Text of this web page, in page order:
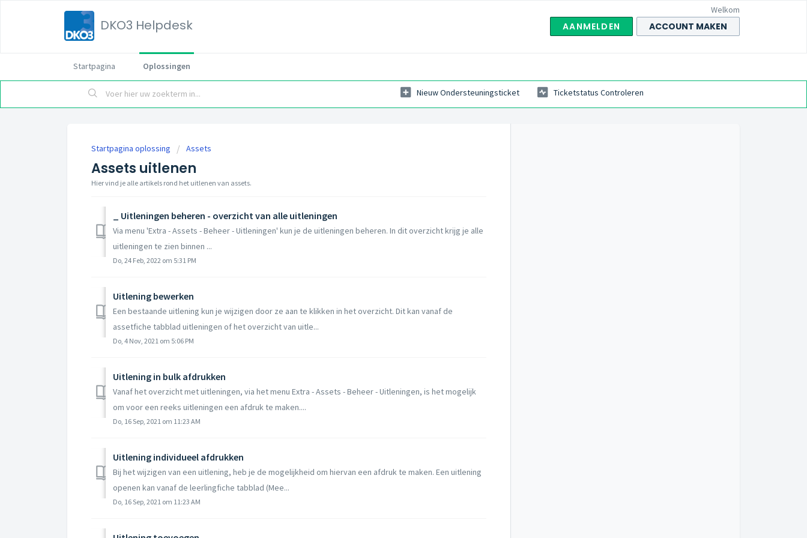
DKO3 Helpdesk
Welkom
AANMELDEN ACCOUNT MAKEN
Startpagina Oplossingen
Nieuw Ondersteuningsticket Ticketstatus Controleren
Startpagina oplossing Assets
Assets uitlenen
Hier vind je alle artikels rond het uitlenen van assets.
_ Uitleningen beheren - overzicht van alle uitleningen
Via menu 'Extra - Assets - Beheer - Uitleningen' kun je de uitleningen beheren. In dit overzicht krijg je alle
uitleningen te zien binnen ...
Do, 24 Feb, 2022 om 5:31 PM
Uitlening bewerken
Een bestaande uitlening kun je wijzigen door ze aan te klikken in het overzicht. Dit kan vanaf de
assetfiche tabblad uitleningen of het overzicht van uitle...
Do, 4 Nov, 2021 om 5:06 PM
Uitlening in bulk afdrukken
Vanaf het overzicht met uitleningen, via het menu Extra - Assets - Beheer - Uitleningen, is het mogelijk
om voor een reeks uitleningen een afdruk te maken....
Do, 16 Sep, 2021 om 11:23 AM
Uitlening individueel afdrukken
Bij het wijzigen van een uitlening, heb je de mogelijkheid om hiervan een afdruk te maken. Een uitlening
openen kan vanaf de leerlingfiche tabblad (Mee...
Do, 16 Sep, 2021 om 11:23 AM